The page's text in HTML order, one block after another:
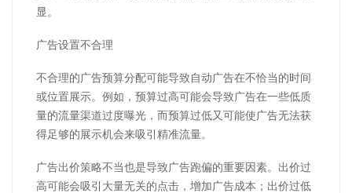
显。
广告设置不合理
不合理的广告预算分配可能导致自动广告在不恰当的时间
或位置展示。例如，预算过高可能会导致广告在一些低质
量的流量渠道过度曝光，而预算过低又可能使广告无法获
得足够的展示机会来吸引精准流量。
广告出价策略不当也是导致广告跑偏的重要因素。出价过
高可能会吸引大量无关的点击，增加广告成本；出价过低